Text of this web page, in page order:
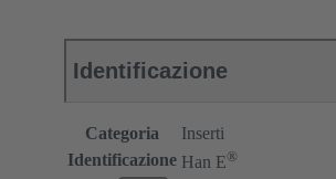
Identificazione
Categoria
Inserti
Identificazione Han E®